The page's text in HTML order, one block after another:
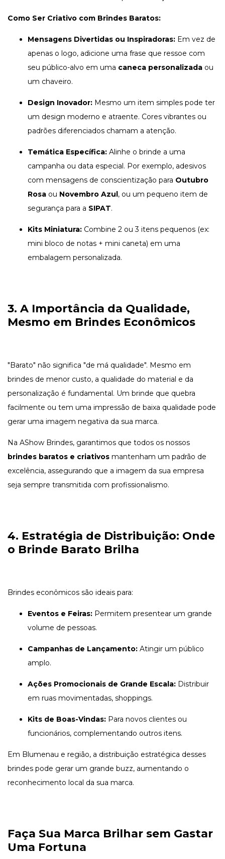
Como Ser Criativo com Brindes Baratos:
Mensagens Divertidas ou Inspiradoras: Em vez de
apenas o logo, adicione uma frase que ressoe com
seu público-alvo em uma caneca personalizada ou
um chaveiro.
Design Inovador: Mesmo um item simples pode ter
um design moderno e atraente. Cores vibrantes ou
padrões diferenciados chamam a atenção.
Temática Específica: Alinhe o brinde a uma
campanha ou data especial. Por exemplo, adesivos
com mensagens de conscientização para Outubro
Rosa ou Novembro Azul, ou um pequeno item de
segurança para a SIPAT.
Kits Miniatura: Combine 2 ou 3 itens pequenos (ex:
mini bloco de notas + mini caneta) em uma
embalagem personalizada.
3. A Importância da Qualidade,
Mesmo em Brindes Econômicos
"Barato" não significa "de má qualidade". Mesmo em
brindes de menor custo, a qualidade do material e da
personalização é fundamental. Um brinde que quebra
facilmente ou tem uma impressão de baixa qualidade pode
gerar uma imagem negativa da sua marca.
Na AShow Brindes, garantimos que todos os nossos
brindes baratos e criativos mantenham um padrão de
excelência, assegurando que a imagem da sua empresa
seja sempre transmitida com profissionalismo.
4. Estratégia de Distribuição: Onde
o Brinde Barato Brilha
Brindes econômicos são ideais para:
Eventos e Feiras: Permitem presentear um grande
volume de pessoas.
Campanhas de Lançamento: Atingir um público
amplo.
Ações Promocionais de Grande Escala: Distribuir
em ruas movimentadas, shoppings.
Kits de Boas-Vindas: Para novos clientes ou
funcionários, complementando outros itens.
Em Blumenau e região, a distribuição estratégica desses
brindes pode gerar um grande buzz, aumentando o
reconhecimento local da sua marca.
Faça Sua Marca Brilhar sem Gastar
Uma Fortuna